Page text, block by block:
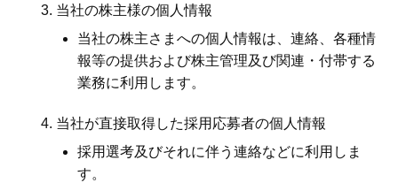
当社の株主様の個人情報
当社の株主さまへの個人情報は、連絡、各種情
報等の提供および株主管理及び関連・付帯する
業務に利用します。
当社が直接取得した採用応募者の個人情報
採用選考及びそれに伴う連絡などに利用しま
す。